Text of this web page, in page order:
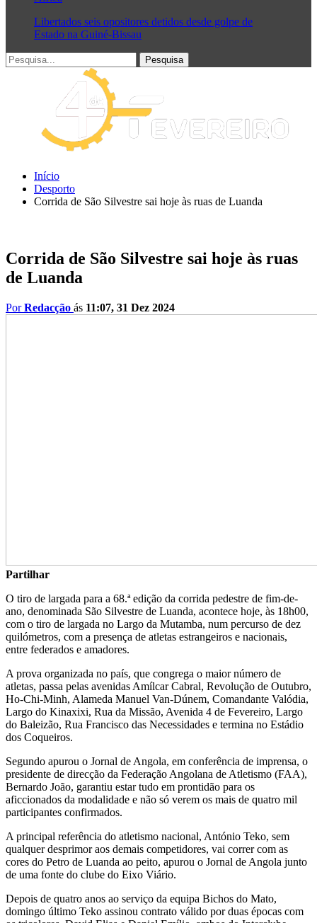
Libertados seis opositores detidos desde golpe de
Estado na Guiné-Bissau
Início
Desporto
Corrida de São Silvestre sai hoje às ruas de Luanda
Corrida de São Silvestre sai hoje às ruas
de Luanda
PorRedacção ás 11:07, 31 Dez 2024
Partilhar
O tiro de largada para a 68.ª edição da corrida pedestre de fim-de-
ano, denominada São Silvestre de Luanda, acontece hoje, às 18h00,
com o tiro de largada no Largo da Mutamba, num percurso de dez
quilómetros, com a presença de atletas estrangeiros e nacionais,
entre federados e amadores.
A prova organizada no país, que congrega o maior número de
atletas, passa pelas avenidas Amílcar Cabral, Revolução de Outubro,
Ho-Chi-Minh, Alameda Manuel Van-Dúnem, Comandante Valódia,
Largo do Kinaxixi, Rua da Missão, Avenida 4 de Fevereiro, Largo
do Baleizão, Rua Francisco das Necessidades e termina no Estádio
dos Coqueiros.
Segundo apurou o Jornal de Angola, em conferência de imprensa, o
presidente de direcção da Federação Angolana de Atletismo (FAA),
Bernardo João, garantiu estar tudo em prontidão para os
aficcionados da modalidade e não só verem os mais de quatro mil
participantes confirmados.
A principal referência do atletismo nacional, António Teko, sem
qualquer desprimor aos demais competidores, vai correr com as
cores do Petro de Luanda ao peito, apurou o Jornal de Angola junto
de uma fonte do clube do Eixo Viário.
Depois de quatro anos ao serviço da equipa Bichos do Mato,
domingo último Teko assinou contrato válido por duas épocas com